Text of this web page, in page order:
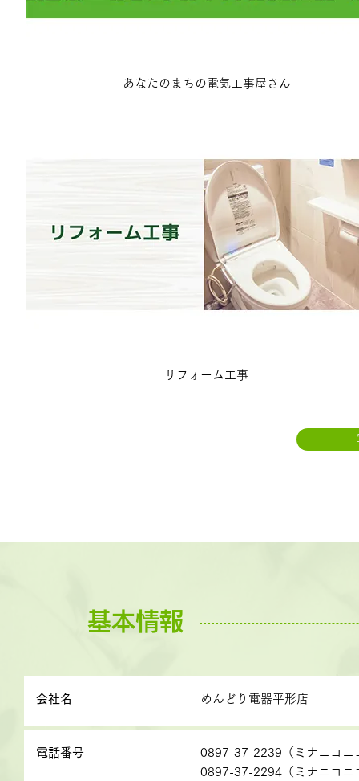
あなたのまちの電気工事屋さん
リフォーム工事
基本情報
会社名 めんどり電器平形店
電話番号
0897-37-2239（ミナニコニ
0897-37-2294（ミナニコニ